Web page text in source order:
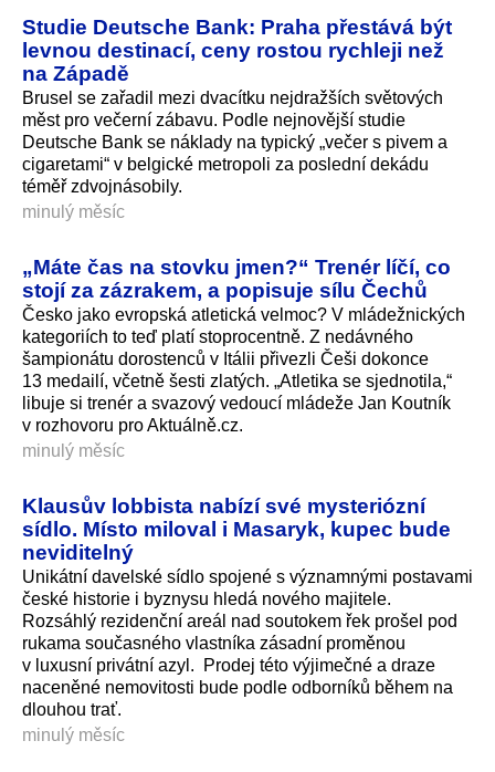
Studie Deutsche Bank: Praha přestává být
levnou destinací, ceny rostou rychleji než
na Západě
Brusel se zařadil mezi dvacítku nejdražších světových
měst pro večerní zábavu. Podle nejnovější studie
Deutsche Bank se náklady na typický „večer s pivem a
cigaretami“ v belgické metropoli za poslední dekádu
téměř zdvojnásobily.
minulý měsíc
„Máte čas na stovku jmen?“ Trenér líčí, co
stojí za zázrakem, a popisuje sílu Čechů
Česko jako evropská atletická velmoc? V mládežnických
kategoriích to teď platí stoprocentně. Z nedávného
šampionátu dorostenců v Itálii přivezli Češi dokonce
13 medailí, včetně šesti zlatých. „Atletika se sjednotila,“
libuje si trenér a svazový vedoucí mládeže Jan Koutník
v rozhovoru pro Aktuálně.cz.
minulý měsíc
Klausův lobbista nabízí své mysteriózní
sídlo. Místo miloval i Masaryk, kupec bude
neviditelný
Unikátní davelské sídlo spojené s významnými postavami
české historie i byznysu hledá nového majitele.
Rozsáhlý rezidenční areál nad soutokem řek prošel pod
rukama současného vlastníka zásadní proměnou
v luxusní privátní azyl. Prodej této výjimečné a draze
naceněné nemovitosti bude podle odborníků během na
dlouhou trať.
minulý měsíc